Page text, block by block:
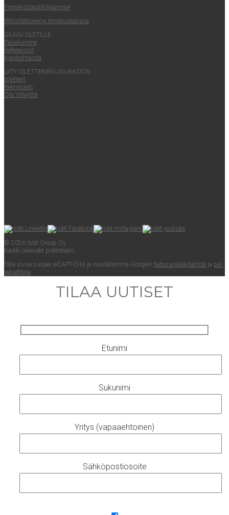
Ympä­ris­tö­po­li­tiik­kam­me
Whist­le­blowing ilmoituskanava
SAA­VU ISLETILLE
Pal­ve­lum­me
Refe­rens­sit
Ajan­koh­tais­ta
LII­TY ISLET­TE­RIEN JOUKKOON
Islet­te­rit
Rek­ry­toin­ti
Ota Yhteyt­tä
© 2026 Islet Group Oy
Kaik­ki oikeu­det pidätetään.
Tätä sivua suo­jaa reCAPTC­HA ja nou­da­tam­me Googlen tie­to­suo­ja­käy­tän­töä ja pal­
ve­lueh­to­ja.
TILAA UUTISET
Etunimi
Sukunimi
Yritys (vapaaehtoinen)
Sähköpostiosoite